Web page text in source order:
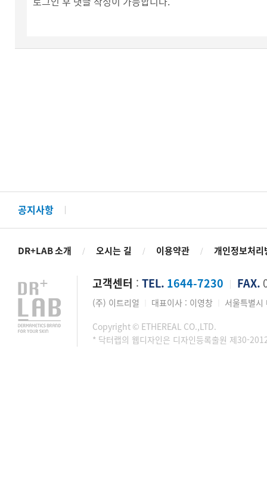
공지사항
DR+LAB 소개 / 오시는 길 / 이용약관 / 개인정보처리
고객센터 : TEL. 1644-7230 FAX.
(주) 이트리얼 대표이사 : 이영창 서울특별
Copyright © ETHEREAL CO.,LTD.
* 닥터랩의 웹디자인은 디자인등록출원 제30-